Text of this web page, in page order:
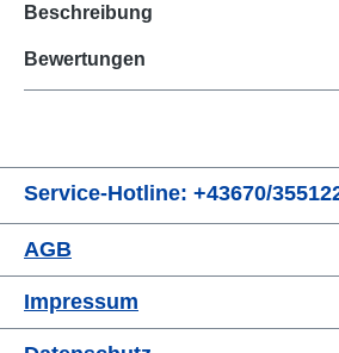
Beschreibung
Bewertungen
Service-Hotline: +43670/
AGB
Impressum